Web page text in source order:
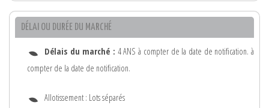
DÉLAI OU DURÉE DU MARCHÉ
Délais du marché : 4 ANS à compter de la date de notification. à
compter de la date de notification.
Allotissement : Lots séparés